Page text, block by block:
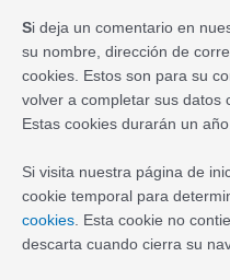
Si deja un comentario en
su nombre, dirección de
cookies. Estos son para su
volver a completar sus datos
Estas cookies durarán un
Si visita nuestra página de
cookie temporal para
cookies. Esta cookie no
descarta cuando cierra su